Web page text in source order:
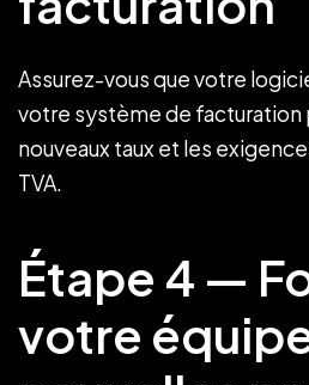
Assurez-vous que votre
votre système de facturation
nouveaux taux et les
TVA.
Étape 4 —
votre